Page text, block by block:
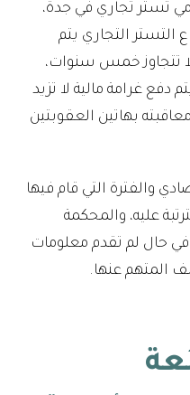
تستر تجاري في جدة،
التجاري يتم
تتجاوز خمس سنوات،
دفع غرامة مالية لا تزيد
معاقبته بهاتين العقوبتين
والفترة التي قام فيها
عليه، والمحكمة
في حال لم تقدم معلومات
المتهم عنها.